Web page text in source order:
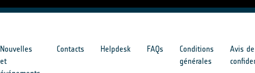
Nouvelles
et
Contacts Helpdesk FAQs
Conditions
générales
Avis de